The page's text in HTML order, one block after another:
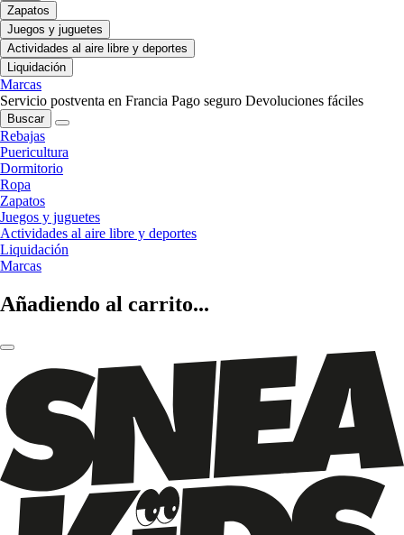
Zapatos
Juegos y juguetes
Actividades al aire libre y deportes
Liquidación
Marcas
Servicio postventa en Francia Pago seguro Devoluciones fáciles
Buscar
Rebajas
Puericultura
Dormitorio
Ropa
Zapatos
Juegos y juguetes
Actividades al aire libre y deportes
Liquidación
Marcas
Añadiendo al carrito...